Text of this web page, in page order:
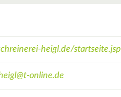
heigl.de/startseite.jsp
online.de